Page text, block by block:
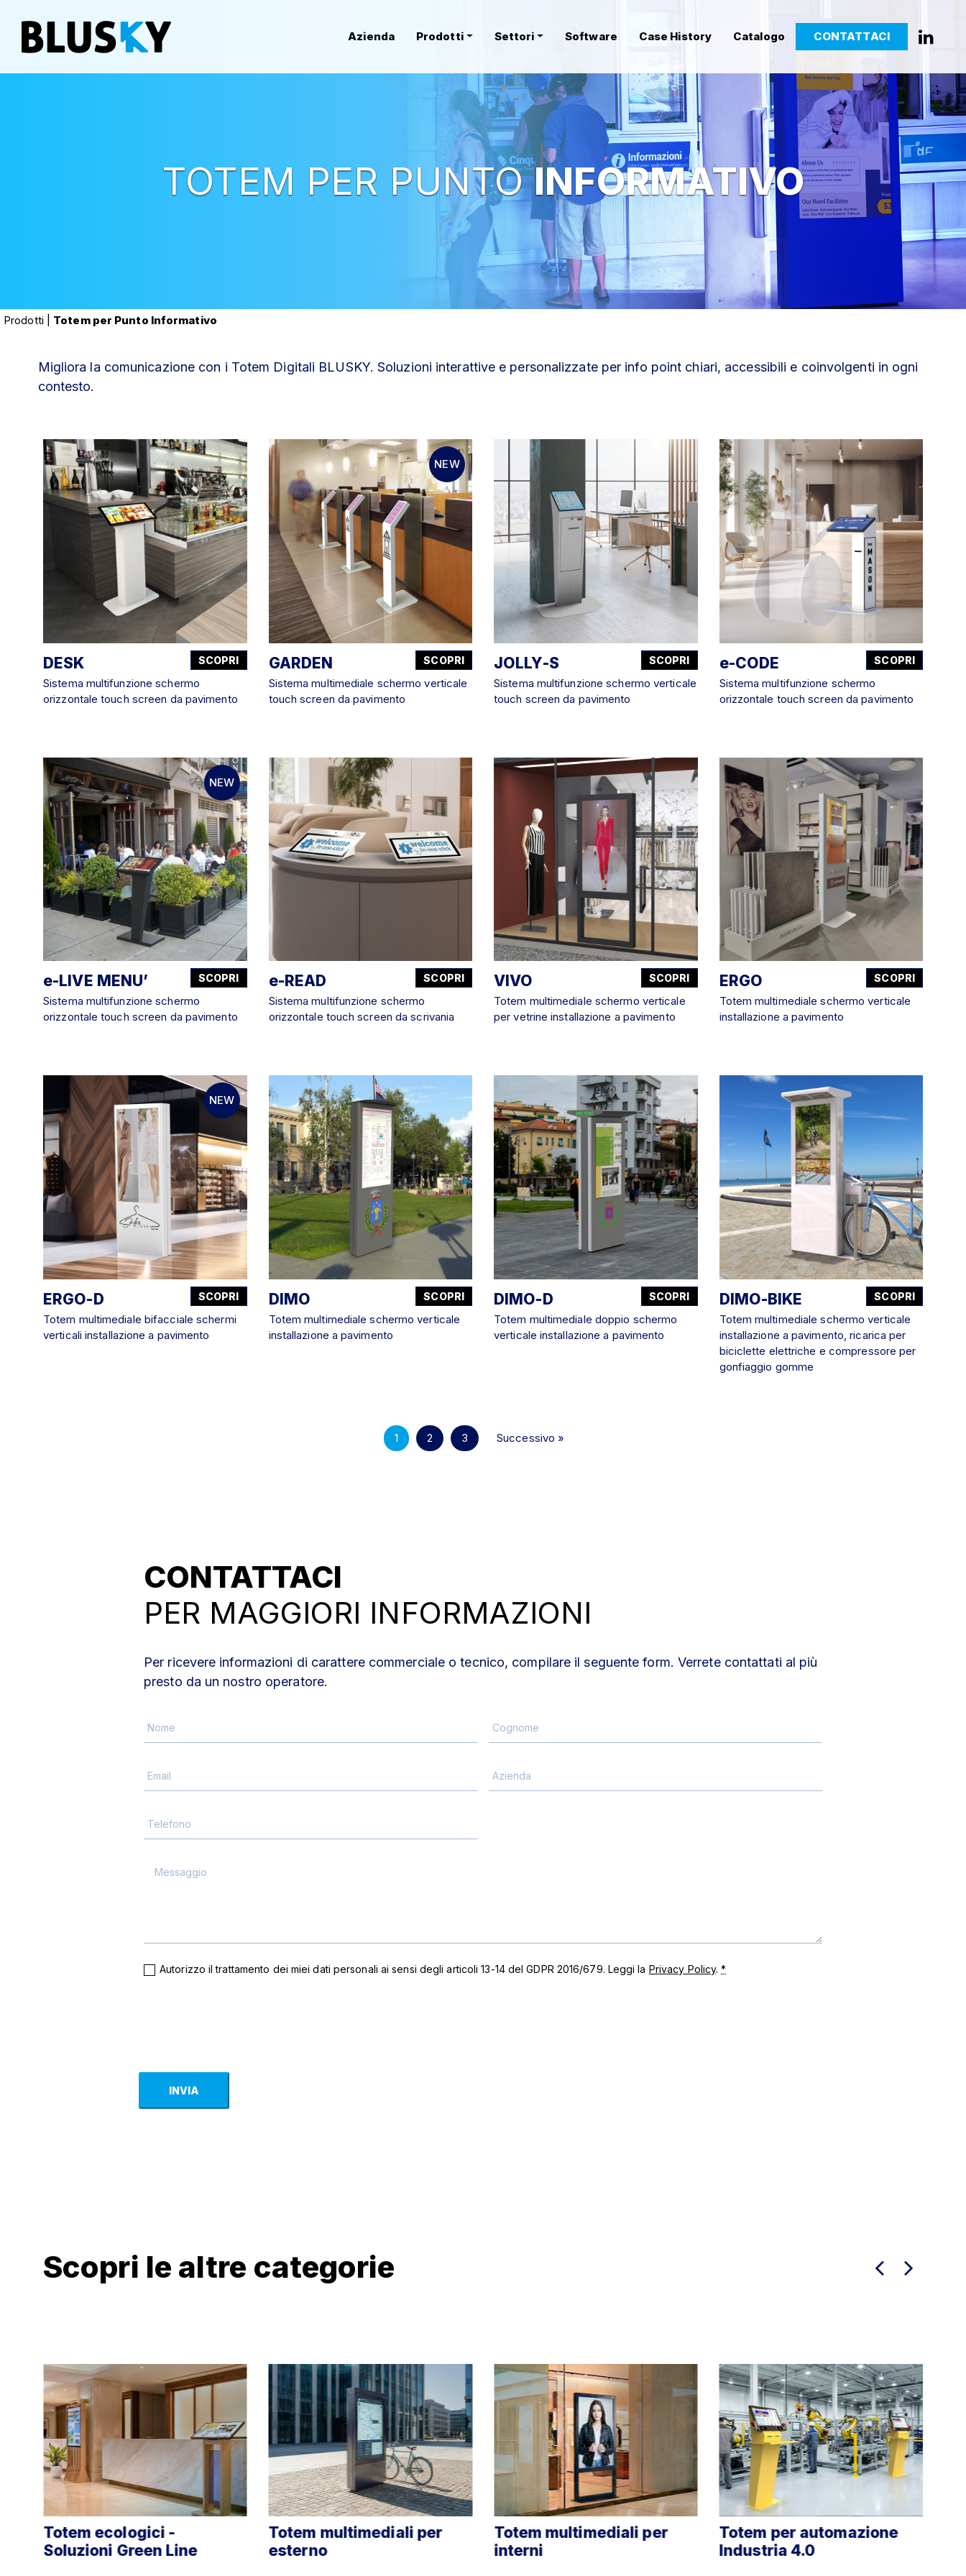
Azienda Prodotti Settori Software Case History Catalogo CONTATTACI
TOTEM PER PUNTOINFORMATIVO
Prodotti Totem per Punto Informativo
Migliora la comunicazione con i Totem Digitali BLUSKY. Soluzioni interattive e personalizzate per info point chiari, accessibili e coinvolgenti in ogni
contesto.
SCOPRI
DESK
Sistema multifunzione schermo
orizzontale touch screen da pavimento
NEW
SCOPRI
GARDEN
Sistema multimediale schermo verticale
touch screen da pavimento
SCOPRI
JOLLY-S
Sistema multifunzione schermo verticale
touch screen da pavimento
SCOPRI
e-CODE
Sistema multifunzione schermo
orizzontale touch screen da pavimento
NEW
SCOPRI
e-LIVE MENU’
Sistema multifunzione schermo
orizzontale touch screen da pavimento
SCOPRI
e-READ
Sistema multifunzione schermo
orizzontale touch screen da scrivania
SCOPRI
VIVO
Totem multimediale schermo verticale
per vetrine installazione a pavimento
SCOPRI
ERGO
Totem multimediale schermo verticale
installazione a pavimento
NEW
SCOPRI
ERGO-D
Totem multimediale bifacciale schermi
verticali installazione a pavimento
SCOPRI
DIMO
Totem multimediale schermo verticale
installazione a pavimento
SCOPRI
DIMO-D
Totem multimediale doppio schermo
verticale installazione a pavimento
SCOPRI
DIMO-BIKE
Totem multimediale schermo verticale
installazione a pavimento, ricarica per
biciclette elettriche e compressore per
gonfiaggio gomme
1 2 3 Successivo »
CONTATTACI
PER MAGGIORI INFORMAZIONI
Per ricevere informazioni di carattere commerciale o tecnico, compilare il seguente form. Verrete contattati al più
presto da un nostro operatore.
Autorizzo il trattamento dei miei dati personali ai sensi degli articoli 13-14 del GDPR 2016/679. Leggi la Privacy Policy.*
INVIA
Scopri le altre categorie
-
Line
Totem multimediali per
esterno
Totem multimediali per
Totem per automazione
Tavoli Digitali